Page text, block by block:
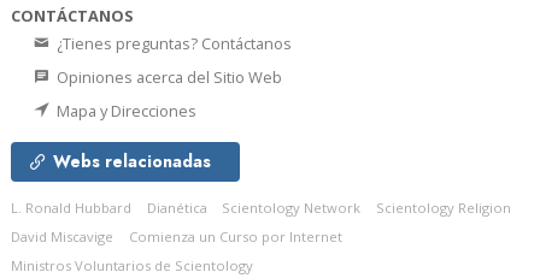
CONTÁCTANOS
¿Tienes preguntas? Contáctanos
Opiniones acerca del Sitio Web
Mapa y Direcciones
Webs relacionadas
L. Ronald Hubbard Dianética Scientology Network
Scientology Religion
David Miscavige
Comienza un Curso por Internet
Ministros Voluntarios de Scientology